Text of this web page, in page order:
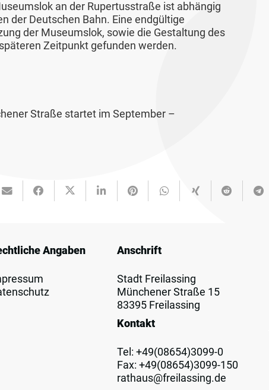
an der Rupertusstraße ist abhängig
der Deutschen Bahn. Eine endgültige
der Museumslok, sowie die Gestaltung des
Zeitpunkt gefunden werden.
Straße startet im September –
Angaben Anschrift
Stadt Freilassing
Münchener Straße 15
83395 Freilassing
Kontakt
Tel: +49(08654)3099-0
Fax: +49(08654)3099-150
rathaus@freilassing.de